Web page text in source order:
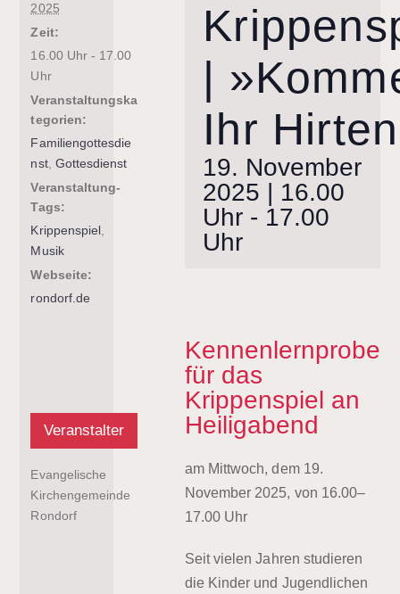
|
Ihr
19. November
2025 | 16.00
Uhr - 17.00
Uhr
Kennenlernprobe
für das
Krippenspiel an
Heiligabend
am Mittwoch, dem 19.
November 2025, von 16.00–
17.00 Uhr
Seit vielen Jahren studieren
die Kinder und Jugendlichen
2025
Zeit:
16.00 Uhr - 17.00
Uhr
Veranstaltungska
tegorien:
Familiengottesdie
nst, Gottesdienst
Veranstaltung-
Tags:
Krippenspiel,
Musik
Webseite:
rondorf.de
Veranstalter
Evangelische
Kirchengemeinde
Rondorf